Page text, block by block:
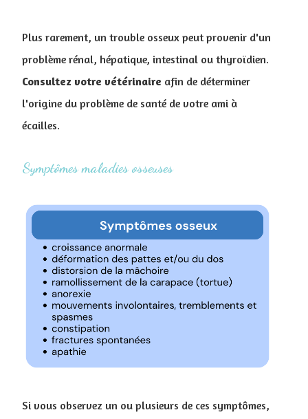
Plus rarement, un trouble osseux peut provenir d'un
problème rénal, hépatique, intestinal ou thyroïdien.
Consultez votre vétérinaire afin de déterminer
l'origine du problème de santé de votre ami à
écailles.
Symptômes maladies osseuses
Si vous observez un ou plusieurs de ces symptômes,